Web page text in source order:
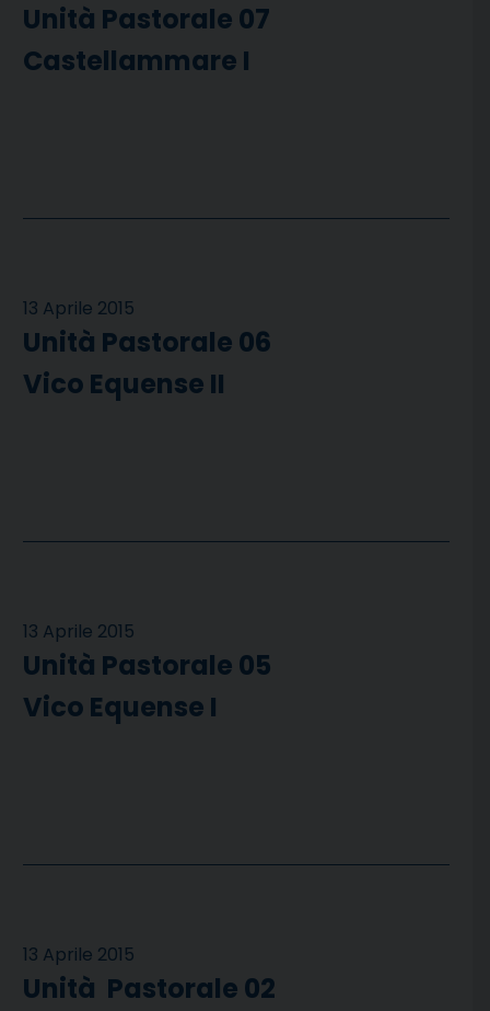
Unità Pastorale 07
Castellammare I
13 Aprile 2015
Unità Pastorale 06
Vico Equense II
13 Aprile 2015
Unità Pastorale 05
Vico Equense I
13 Aprile 2015
Unità Pastorale 02